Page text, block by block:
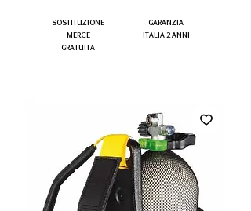
SOSTITUZIONE
MERCE
GRATUITA
GARANZIA
ITALIA 2 ANNI